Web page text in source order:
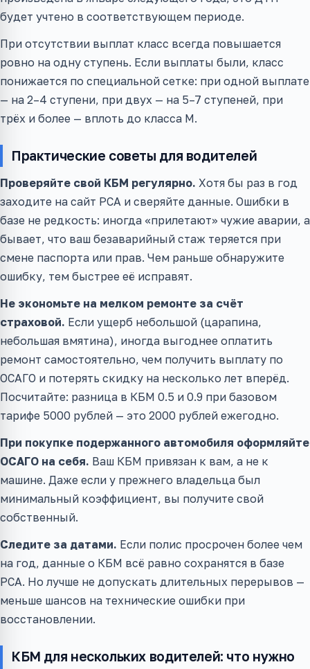
будет учтено в соответствующем периоде.
При отсутствии выплат класс всегда повышается
ровно на одну ступень. Если выплаты были, класс
понижается по специальной сетке: при одной выплате
— на 2–4 ступени, при двух — на 5–7 ступеней, при
трёх и более — вплоть до класса M.
Практические советы для водителей
Проверяйте свой КБМ регулярно. Хотя бы раз в год
заходите на сайт РСА и сверяйте данные. Ошибки в
базе не редкость: иногда «прилетают» чужие аварии, а
бывает, что ваш безаварийный стаж теряется при
смене паспорта или прав. Чем раньше обнаружите
ошибку, тем быстрее её исправят.
Не экономьте на мелком ремонте за счёт
страховой. Если ущерб небольшой (царапина,
небольшая вмятина), иногда выгоднее оплатить
ремонт самостоятельно, чем получить выплату по
ОСАГО и потерять скидку на несколько лет вперёд.
Посчитайте: разница в КБМ 0.5 и 0.9 при базовом
тарифе 5000 рублей — это 2000 рублей ежегодно.
При покупке подержанного автомобиля оформляйте
ОСАГО на себя. Ваш КБМ привязан к вам, а не к
машине. Даже если у прежнего владельца был
минимальный коэффициент, вы получите свой
собственный.
Следите за датами. Если полис просрочен более чем
на год, данные о КБМ всё равно сохранятся в базе
РСА. Но лучше не допускать длительных перерывов —
меньше шансов на технические ошибки при
восстановлении.
КБМ для нескольких водителей: что нужно